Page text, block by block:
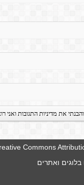
Commons
ואתרים